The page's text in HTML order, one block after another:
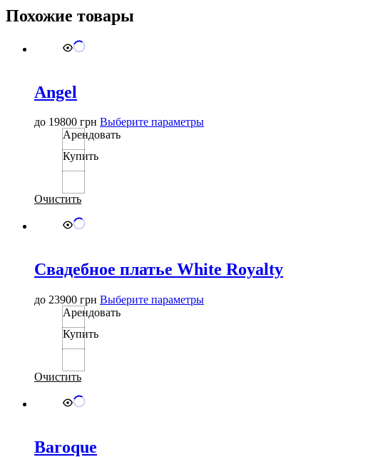
Похожие товары
Angel
до 19800 грн Выберите параметрыЭтот
Арендовать
Купить
Очистить
Свадебное платье White Royalty
до 23900 грн Выберите параметрыЭтот
Арендовать
Купить
Очистить
Baroque